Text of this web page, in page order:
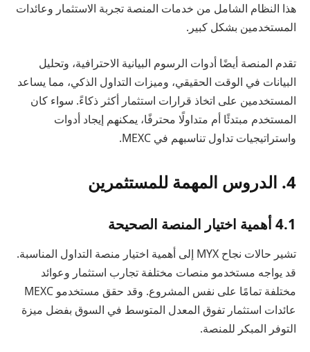
هذا النظام الشامل من خدمات المنصة تجربة الاستثمار وعائدات
المستخدمين بشكل كبير.
تقدم المنصة أيضًا أدوات الرسوم البيانية الاحترافية، وتحليل
البيانات في الوقت الحقيقي، وميزات التداول الذكي، مما يساعد
المستخدمين على اتخاذ قرارات استثمار أكثر ذكاءً. سواء كان
المستخدم مبتدئًا أم متداولًا محترفًا، يمكنهم إيجاد أدوات
واستراتيجيات تداول تناسبهم في MEXC.
4. الدروس المهمة للمستثمرين
4.1 أهمية اختيار المنصة الصحيحة
تشير حالات نجاح MYX إلى أهمية اختيار منصة التداول المناسبة.
قد يواجه مستخدمو منصات مختلفة تجارب استثمار وعوائد
مختلفة تمامًا على نفس المشروع. وقد حقق مستخدمو MEXC
عائدات استثمار تفوق المعدل المتوسط في السوق بفضل ميزة
التوفر المبكر للمنصة.